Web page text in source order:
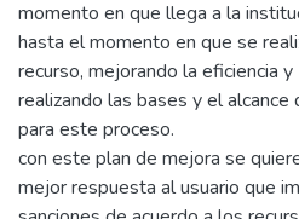
momento en que llega a la
hasta el momento en que se
recurso, mejorando la eficiencia y
realizando las bases y el
para este proceso.
con este plan de mejora se
mejor respuesta al usuario que